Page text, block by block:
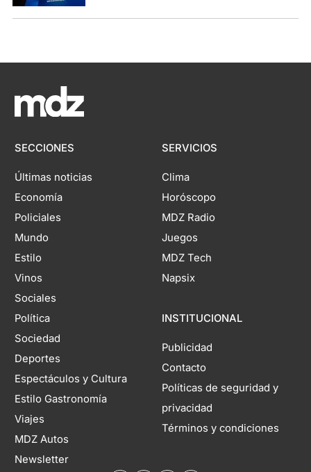
SECCIONES
Últimas noticias
Economía
Policiales
Mundo
Estilo
Vinos
Sociales
Política
Sociedad
Deportes
Espectáculos y Cultura
Estilo Gastronomía
Viajes
MDZ Autos
Newsletter
SERVICIOS
Clima
Horóscopo
MDZ Radio
Juegos
MDZ Tech
Napsix
INSTITUCIONAL
Publicidad
Contacto
Políticas de seguridad y
privacidad
Términos y condiciones